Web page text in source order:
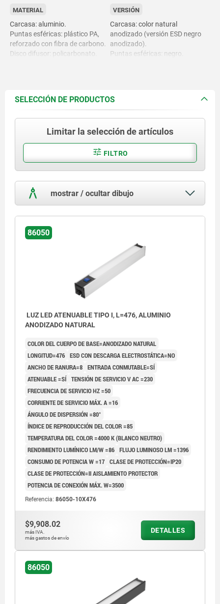
MATERIAL
Carcasa: aluminio.
Puntas esféricas: plástico PA,
reforzado con fibra de carbono.
Disco difusor: policarbonato.
VERSIÓN
Carcasa: color natural
anodizado (versión ESD negro
anodizado).
Puntas esféricas: negro.
SELECCIÓN DE PRODUCTOS
Limitar la selección de artículos
FILTRO
mostrar / ocultar dibujo
1) Lado de entrada
86050
LUZ LED ATENUABLE TIPO I, L=476, ALUMINIO
ANODIZADO NATURAL
COLOR DEL CUERPO DE BASE=ANODIZADO NATURAL
LONGITUD=476 ESD CON DESCARGA ELECTROSTÁTICA=NO
ANCHO DE RANURA=8 ENTRADA CONMUTABLE=SÍ
ATENUABLE =SÍ TENSIÓN DE SERVICIO V AC =230
FRECUENCIA DE SERVICIO HZ =50
CORRIENTE DE SERVICIO MÁX. A =16
ÁNGULO DE DISPERSIÓN =80°
ÍNDICE DE REPRODUCCIÓN DEL COLOR =85
TEMPERATURA DEL COLOR =4000 K (BLANCO NEUTRO)
RENDIMIENTO LUMÍNICO LM/W =86 FLUJO LUMINOSO LM =1396
CONSUMO DE POTENCIA W =17 CLASE DE PROTECCIÓN=IP20
CLASE DE PROTECCIÓN=II AISLAMIENTO PROTECTOR
POTENCIA DE CONEXIÓN MÁX. W=3500
Referencia: 86050-10X476
$9,908.02
más IVA.
más gastos de envío
DETALLES
86050